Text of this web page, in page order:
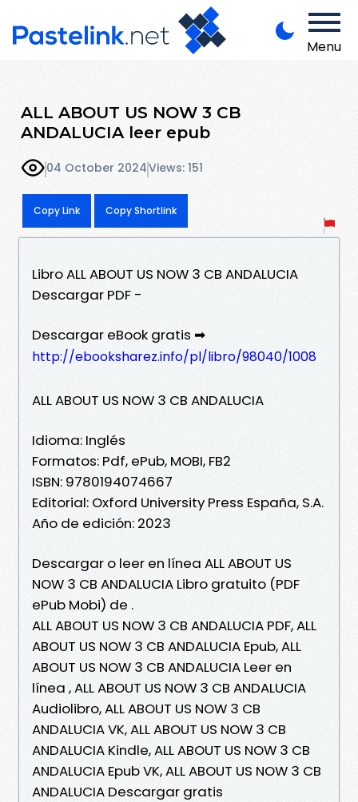
Menu
ALL ABOUT US NOW 3 CB
ANDALUCIA leer epub
04 October 2024Views: 151
Copy Link Copy Shortlink
Libro ALL ABOUT US NOW 3 CB ANDALUCIA
Descargar PDF -
Descargar eBook gratis ➡
http://ebooksharez.info/pl/libro/98040/1008
ALL ABOUT US NOW 3 CB ANDALUCIA
Idioma: Inglés
Formatos: Pdf, ePub, MOBI, FB2
ISBN: 9780194074667
Editorial: Oxford University Press España, S.A.
Año de edición: 2023
Descargar o leer en línea ALL ABOUT US
NOW 3 CB ANDALUCIA Libro gratuito (PDF
ePub Mobi) de .
ALL ABOUT US NOW 3 CB ANDALUCIA PDF, ALL
ABOUT US NOW 3 CB ANDALUCIA Epub, ALL
ABOUT US NOW 3 CB ANDALUCIA Leer en
línea , ALL ABOUT US NOW 3 CB ANDALUCIA
Audiolibro, ALL ABOUT US NOW 3 CB
ANDALUCIA VK, ALL ABOUT US NOW 3 CB
ANDALUCIA Kindle, ALL ABOUT US NOW 3 CB
ANDALUCIA Epub VK, ALL ABOUT US NOW 3 CB
ANDALUCIA Descargar gratis